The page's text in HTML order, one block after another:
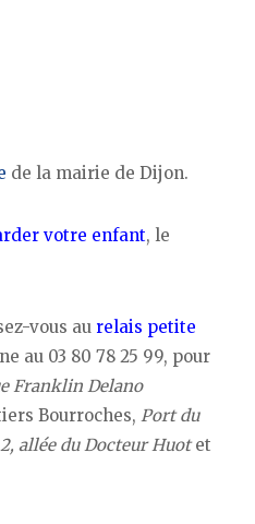
de la mairie de Dijon.
votre enfant, le
vous au relais petite
au 03 80 78 25 99, pour
Franklin Delano
Bourroches, Port du
2, allée du Docteur Huotet